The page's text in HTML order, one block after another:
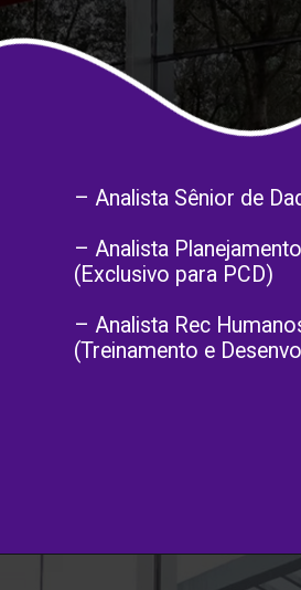
– Analista Sênior de
– Analista
(Exclusivo para PCD)
– Analista Rec
(Treinamento e